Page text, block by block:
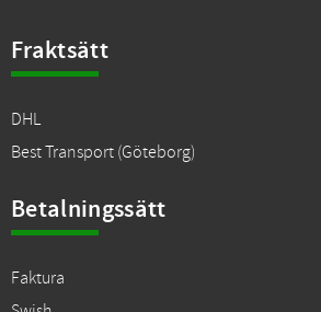
Fraktsätt
DHL
Best Transport (Göteborg)
Betalningssätt
Faktura